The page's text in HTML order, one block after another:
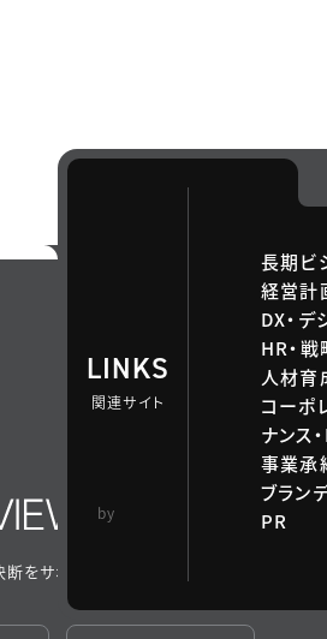
LINKS
関連サイト
長期ビ
経営計
DX・デ
HR・
人材育
コーポ
ナンス
事業承
ブラン
PR
by
をサポートするメディア